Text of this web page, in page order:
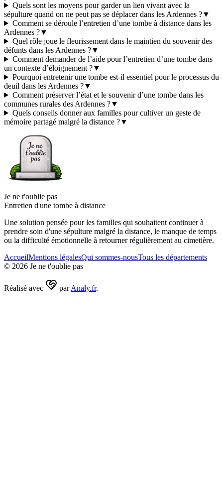
Quels sont les moyens pour garder un lien vivant avec la
sépulture quand on ne peut pas se déplacer dans les Ardennes ?▼
Comment se déroule l’entretien d’une tombe à distance dans les
Ardennes ?▼
Quel rôle joue le fleurissement dans le maintien du souvenir des
défunts dans les Ardennes ?▼
Comment demander de l’aide pour l’entretien d’une tombe dans
un contexte d’éloignement ?▼
Pourquoi entretenir une tombe est-il essentiel pour le processus du
deuil dans les Ardennes ?▼
Comment préserver l’état et le souvenir d’une tombe dans les
communes rurales des Ardennes ?▼
Quels conseils donner aux familles pour cultiver un geste de
mémoire partagé malgré la distance ?▼
Je ne t'oublie pas
Entretien d'une tombe à distance
Une solution pensée pour les familles qui souhaitent continuer à
prendre soin d'une sépulture malgré la distance, le manque de temps
ou la difficulté émotionnelle à retourner régulièrement au cimetière.
AccueilMentions légalesQui sommes-nousTous les départements
© 2026 Je ne t'oublie pas
Réalisé avec par Analy.fr.